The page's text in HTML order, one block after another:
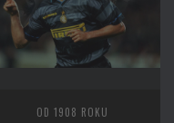
OD 1908 ROKU